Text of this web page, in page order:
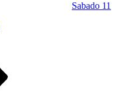
Sabado 11